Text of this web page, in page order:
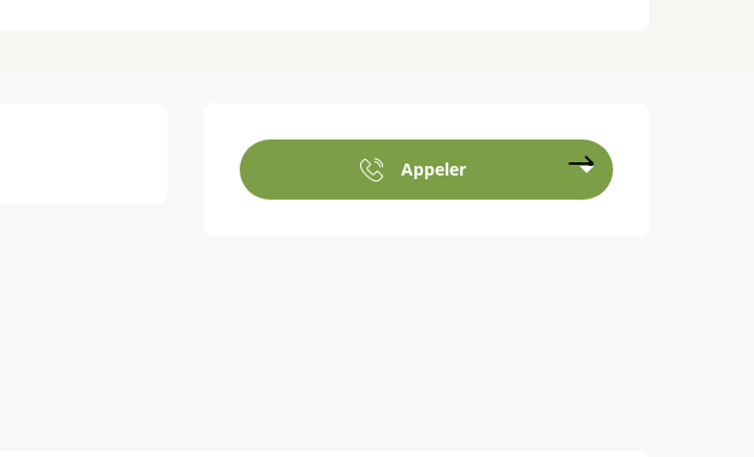
Ouverture et coordonnées
Appeler